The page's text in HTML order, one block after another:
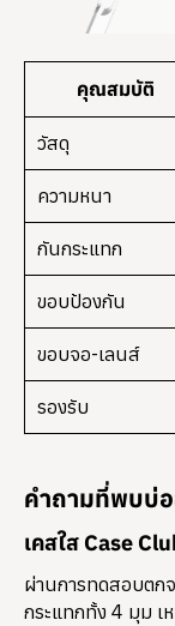
คุณสมบัติ
วัสดุ
ความหนา
กันกระแทก
ขอบป้องกัน
ขอบจอ-เลนส์
รองรับ
คำถามที่พบบ่อ
เคสใส Case
ผ่านการทดสอบตก
กระแทกทั้ง 4 มุม เ